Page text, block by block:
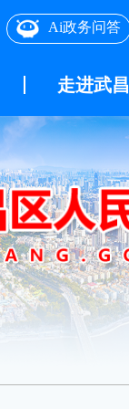
Ai政务问答
走进武昌